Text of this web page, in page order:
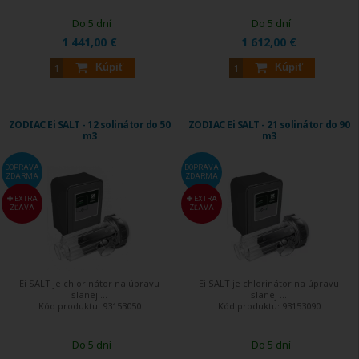
1 441,00 €
Kúpiť
Do 5 dní
1 612,00 €
Kúpiť
Do 5 dní
ZODIAC Ei SALT - 12 solinátor do 50
m3
DOPRAVA
ZDARMA
EXTRA
ZĽAVA
Ei SALT je chlorinátor na úpravu
slanej ...
Kód produktu: 93153050
Do 5 dní
ZODIAC Ei SALT - 21 solinátor do 90
m3
DOPRAVA
ZDARMA
EXTRA
ZĽAVA
Ei SALT je chlorinátor na úpravu
slanej ...
Kód produktu: 93153090
Do 5 dní